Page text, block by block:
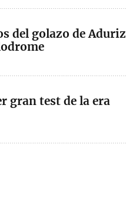
del golazo de Aduriz
gran test de la era